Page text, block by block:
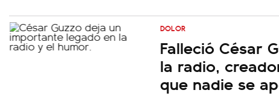
DOLOR
Falleció César
la radio,
que nadie se